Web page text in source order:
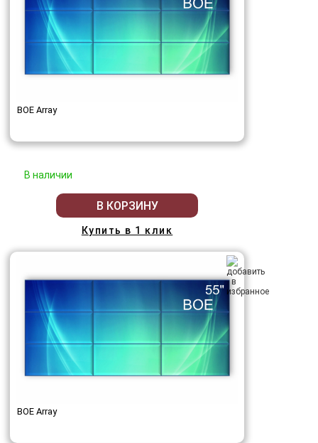
BOE Array
В наличии
В КОРЗИНУ
Купить в 1 клик
BOE Array